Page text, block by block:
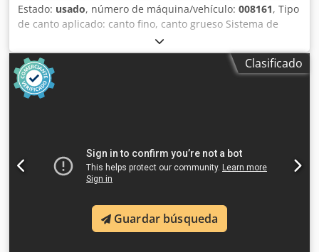
Estado: usado, número de máquina/vehículo: 008161, Tipo
de canto aplicado: canto fino, canto grueso Sistema de
encolado: EVA, PUR Fresado previo: sí Unidad
multifuncional: sí Dcjdjx A Tlcepfx Akpsk Velocidad máxima
de avance: 14 m/min Espesor máximo de tablero: 60 mm
Unidades de trabajo: 6 uds.
Clasificado
Guardar búsqueda